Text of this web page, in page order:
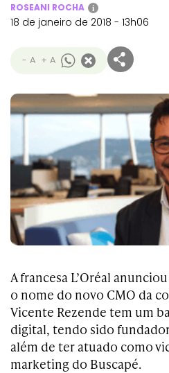
ROSEANI ROCHA i
18 de janeiro de 2018 - 13h06
- A + A
A francesa L’Oréal
o nome do novo CMO da
Vicente Rezende tem um
digital, tendo sido fundador
além de ter atuado como
marketing do Buscapé.